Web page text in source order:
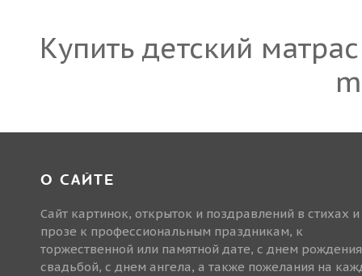
Купить детский
О САЙТЕ
Сайт картинок, открыток и поздравлений в стихах и
прозе к профессиональным праздникам, к
торжественной или памятной дате, с днем
свадьбой, с днем ангела, а также пожелания на